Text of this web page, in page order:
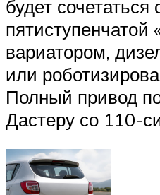
будет сочетаться
пятиступенчатой
вариатором,
или
Полный привод
Дастеру со 110-